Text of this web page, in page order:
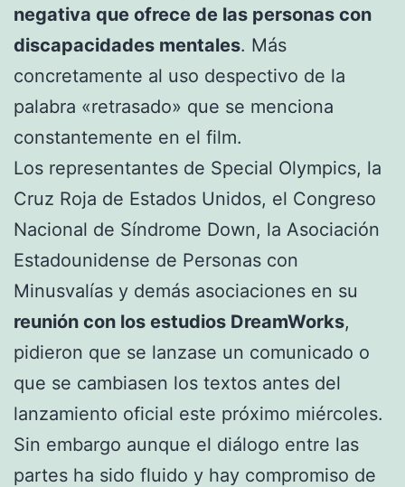
negativa que ofrece de las personas con
discapacidades mentales. Más
concretamente al uso despectivo de la
palabra «retrasado» que se menciona
constantemente en el film.
Los representantes de Special Olympics, la
Cruz Roja de Estados Unidos, el Congreso
Nacional de Síndrome Down, la Asociación
Estadounidense de Personas con
Minusvalías y demás asociaciones en su
reunión con los estudios DreamWorks,
pidieron que se lanzase un comunicado o
que se cambiasen los textos antes del
lanzamiento oficial este próximo miércoles.
Sin embargo aunque el diálogo entre las
partes ha sido fluido y hay compromiso de